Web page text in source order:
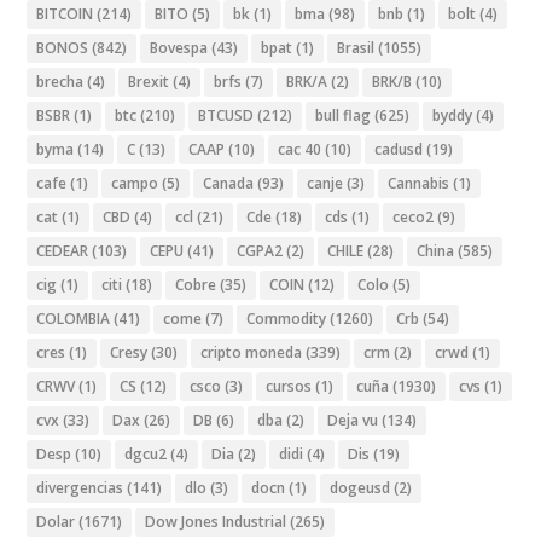
BITCOIN (214) BITO (5) bk(1) bma (98) bnb (1) bolt (4)
BONOS (842) Bovespa (43) bpat (1) Brasil (1055)
brecha (4) Brexit (4) brfs (7) BRK/A(2) BRK/B (10)
BSBR(1) btc(210) BTCUSD (212) bull flag (625) byddy(4)
byma (14) C(13) CAAP (10) cac 40 (10) cadusd (19)
cafe (1) campo (5) Canada (93) canje (3) Cannabis (1)
cat (1) CBD (4) ccl (21) Cde (18) cds (1) ceco2(9)
CEDEAR(103) CEPU (41) CGPA2(2) CHILE(28) China (585)
cig (1) citi (18) Cobre (35) COIN (12) Colo (5)
COLOMBIA(41) come (7) Commodity(1260) Crb (54)
cres (1) Cresy(30) cripto moneda (339) crm (2) crwd (1)
CRWV(1) CS (12) csco (3) cursos (1) cuña (1930) cvs (1)
cvx (33) Dax (26) DB (6) dba (2) Deja vu (134)
Desp (10) dgcu2(4) Dia (2) didi (4) Dis (19)
divergencias (141) dlo (3) docn (1) dogeusd (2)
Dolar(1671) Dow Jones Industrial (265)